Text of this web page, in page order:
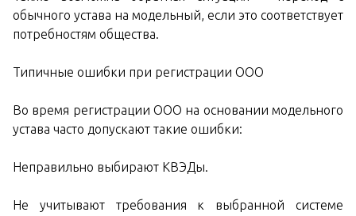
обычного устава на модельный, если это соответствует
потребностям общества.
Типичные ошибки при регистрации ООО
Во время регистрации ООО на основании модельного
устава часто допускают такие ошибки:
Неправильно выбирают КВЭДы.
Не учитывают требования к выбранной системе